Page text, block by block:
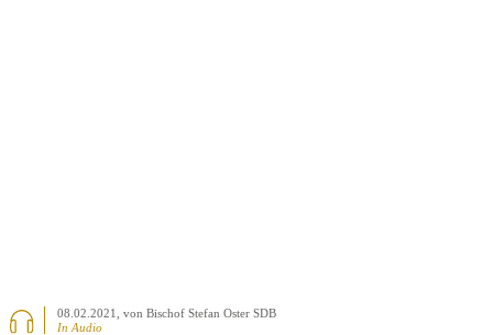
08.02.2021
, von Bischof Stefan Oster SDB
In Audio